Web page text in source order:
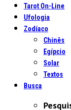
Tarot On-Line
Ufologia
Zodíaco
Chinês
Egípcio
Solar
Textos
Busca